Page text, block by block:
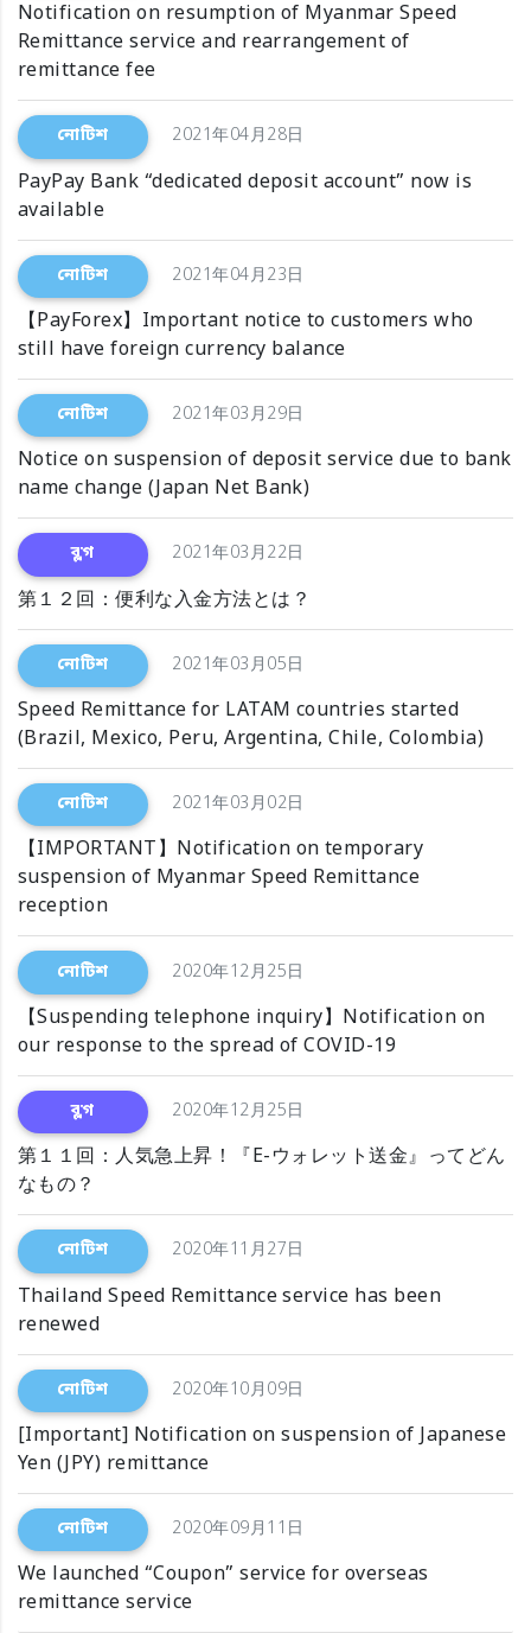
Notification on resumption of Myanmar Speed
Remittance service and rearrangement of
remittance fee
নোটিশ 2021年04月28日
PayPay Bank “dedicated deposit account” now is
available
নোটিশ 2021年04月23日
【PayForex】Important notice to customers who
still have foreign currency balance
নোটিশ 2021年03月29日
Notice on suspension of deposit service due to bank
name change (Japan Net Bank)
ব্লগ 2021年03月22日
第１２回：便利な入金方法とは？
নোটিশ 2021年03月05日
Speed Remittance for LATAM countries started
(Brazil, Mexico, Peru, Argentina, Chile, Colombia)
নোটিশ 2021年03月02日
【IMPORTANT】Notification on temporary
suspension of Myanmar Speed Remittance
reception
নোটিশ 2020年12月25日
【Suspending telephone inquiry】Notification on
our response to the spread of COVID-19
ব্লগ 2020年12月25日
第１１回：人気急上昇！『E-ウォレット送金』ってどん
なもの？
নোটিশ 2020年11月27日
Thailand Speed Remittance service has been
renewed
নোটিশ 2020年10月09日
[Important] Notification on suspension of Japanese
Yen (JPY) remittance
নোটিশ 2020年09月11日
We launched “Coupon” service for overseas
remittance service